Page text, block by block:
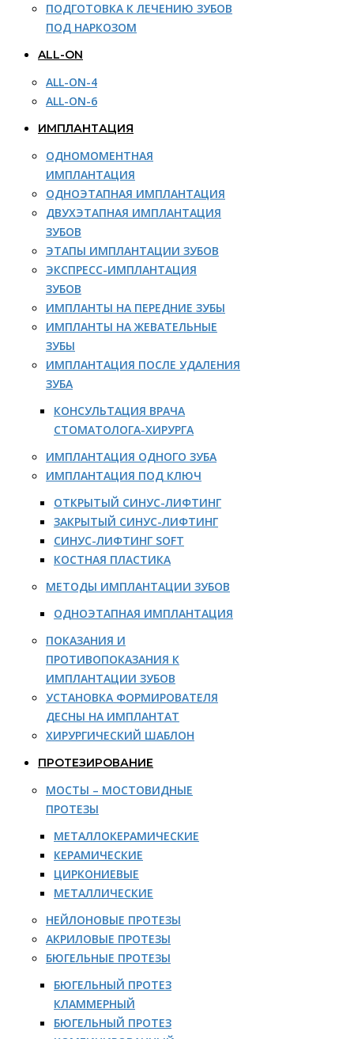
ПОДГОТОВКА К ЛЕЧЕНИЮ ЗУБОВ
ПОД НАРКОЗОМ
ALL-ON
ALL-ON-4
ALL-ON-6
ИМПЛАНТАЦИЯ
ОДНОМОМЕНТНАЯ
ИМПЛАНТАЦИЯ
ОДНОЭТАПНАЯ ИМПЛАНТАЦИЯ
ДВУХЭТАПНАЯ ИМПЛАНТАЦИЯ
ЗУБОВ
ЭТАПЫ ИМПЛАНТАЦИИ ЗУБОВ
ЭКСПРЕСС-ИМПЛАНТАЦИЯ
ЗУБОВ
ИМПЛАНТЫ НА ПЕРЕДНИЕ ЗУБЫ
ИМПЛАНТЫ НА ЖЕВАТЕЛЬНЫЕ
ЗУБЫ
ИМПЛАНТАЦИЯ ПОСЛЕ УДАЛЕНИЯ
ЗУБА
КОНСУЛЬТАЦИЯ ВРАЧА
СТОМАТОЛОГА-ХИРУРГА
ИМПЛАНТАЦИЯ ОДНОГО ЗУБА
ИМПЛАНТАЦИЯ ПОД КЛЮЧ
ОТКРЫТЫЙ СИНУС-ЛИФТИНГ
ЗАКРЫТЫЙ СИНУС-ЛИФТИНГ
СИНУС-ЛИФТИНГ SOFT
КОСТНАЯ ПЛАСТИКА
МЕТОДЫ ИМПЛАНТАЦИИ ЗУБОВ
ОДНОЭТАПНАЯ ИМПЛАНТАЦИЯ
ПОКАЗАНИЯ И
ПРОТИВОПОКАЗАНИЯ К
ИМПЛАНТАЦИИ ЗУБОВ
УСТАНОВКА ФОРМИРОВАТЕЛЯ
ДЕСНЫ НА ИМПЛАНТАТ
ХИРУРГИЧЕСКИЙ ШАБЛОН
ПРОТЕЗИРОВАНИЕ
МОСТЫ – МОСТОВИДНЫЕ
ПРОТЕЗЫ
МЕТАЛЛОКЕРАМИЧЕСКИЕ
КЕРАМИЧЕСКИЕ
ЦИРКОНИЕВЫЕ
МЕТАЛЛИЧЕСКИЕ
НЕЙЛОНОВЫЕ ПРОТЕЗЫ
АКРИЛОВЫЕ ПРОТЕЗЫ
БЮГЕЛЬНЫЕ ПРОТЕЗЫ
БЮГЕЛЬНЫЙ ПРОТЕЗ
КЛАММЕРНЫЙ
БЮГЕЛЬНЫЙ ПРОТЕЗ